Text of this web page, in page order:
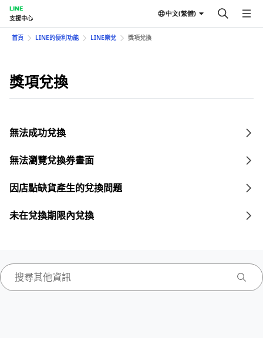
LINE
支援中心
中文(繁體)
首頁 LINE的便利功能 LINE樂兌 獎項兌換
獎項兌換
無法成功兌換
無法瀏覽兌換券畫面
因店點缺貨產生的兌換問題
未在兌換期限內兌換